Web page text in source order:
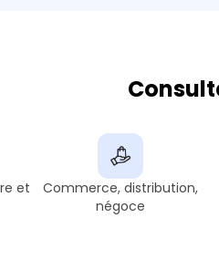
et
Commerce, distribution,
négoce